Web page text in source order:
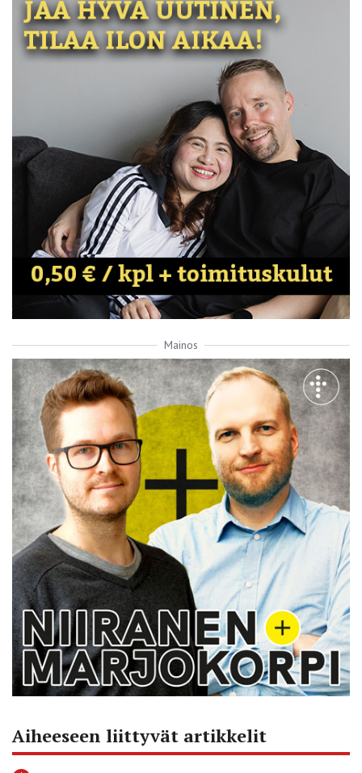
Mainos
Aiheeseen liittyvät artikkelit